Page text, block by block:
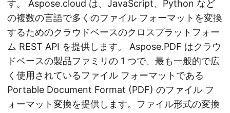
す。 Aspose.cloud は、JavaScript、Python など
の複数の言語で多くのファイル フォーマットを変換
するためのクラウドベースのクロスプラットフォー
ム REST API を提供します。 Aspose.PDF はクラウ
ドベースの製品ファミリの 1 つで、最も一般的で広
く使用されているファイル フォーマットである
Portable Document Format (PDF) のファイル フ
ォーマット変換を提供します。ファイル形式の変換